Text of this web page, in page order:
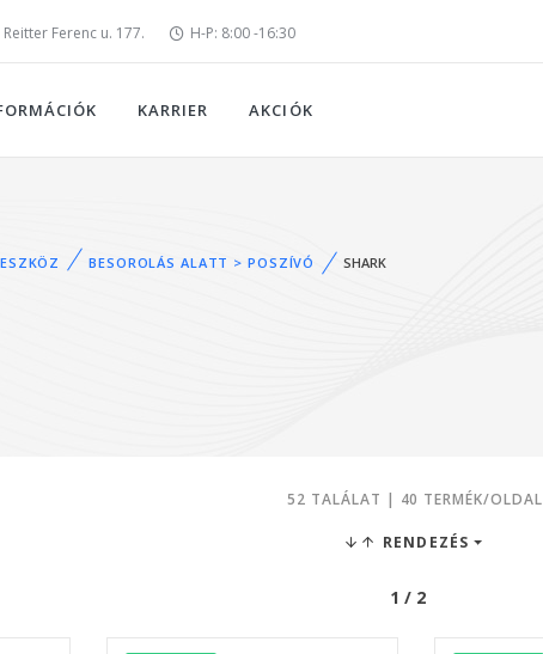
Ferenc u. 177. H-P: 8:00 -16:30
KARRIER AKCIÓK
BESOROLÁS ALATT > POSZÍVÓ SHARK
52 TALÁLAT | 40 TERMÉK/OLDAL
RENDEZÉS
1 / 2